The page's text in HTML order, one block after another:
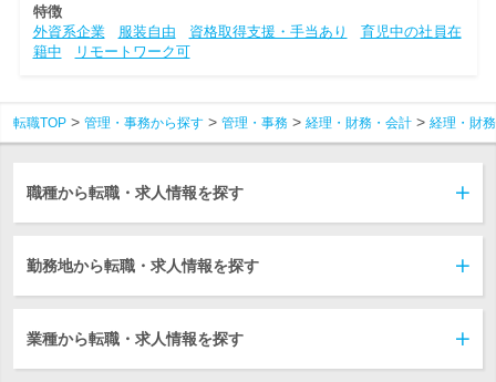
特徴
外資系企業
服装自由 資格取得支援・手当あり
育児中の社員在
籍中
リモートワーク可
転職TOP 管理・事務から探す 管理・事務 経理・財務・会計 経理・財務
職種から転職・求人情報を探す
勤務地から転職・求人情報を探す
業種から転職・求人情報を探す